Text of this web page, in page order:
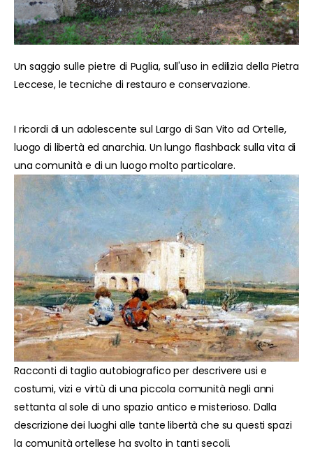
Un saggio sulle pietre di Puglia, sull'uso in edilizia della Pietra
Leccese, le tecniche di restauro e conservazione.
I ricordi di un adolescente sul Largo di San Vito ad Ortelle,
luogo di libertà ed anarchia. Un lungo flashback sulla vita di
una comunità e di un luogo molto particolare.
Racconti di taglio autobiografico per descrivere usi e
costumi, vizi e virtù di una piccola comunità negli anni
settanta al sole di uno spazio antico e misterioso. Dalla
descrizione dei luoghi alle tante libertà che su questi spazi
la comunità ortellese ha svolto in tanti secoli.